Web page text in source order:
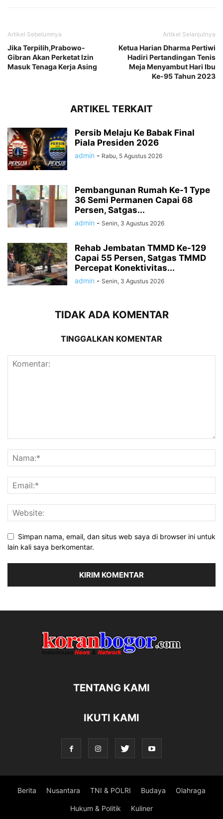
Artikel Sebelumnya
Jika Terpilih,Prabowo-
Gibran Akan Perketat Izin
Masuk Tenaga Kerja Asing
Artikel Selanjutnya
Ketua Harian Dharma Pertiwi
Hadiri Pertandingan Tenis
Meja Menyambut Hari Ibu
Ke-95 Tahun 2023
ARTIKEL TERKAIT
Persib Melaju Ke Babak Final
Piala Presiden 2026
admin - Rabu, 5 Agustus 2026
Pembangunan Rumah Ke-1 Type
36 Semi Permanen Capai 68
Persen, Satgas...
admin - Senin, 3 Agustus 2026
Rehab Jembatan TMMD Ke-129
Capai 55 Persen, Satgas TMMD
Percepat Konektivitas...
admin - Senin, 3 Agustus 2026
TIDAK ADA KOMENTAR
TINGGALKAN KOMENTAR
Simpan nama, email, dan situs web saya di browser ini untuk
lain kali saya berkomentar.
TENTANG KAMI
IKUTI KAMI
Berita Nusantara TNI & POLRI Budaya Olahraga
Hukum & Politik Kuliner